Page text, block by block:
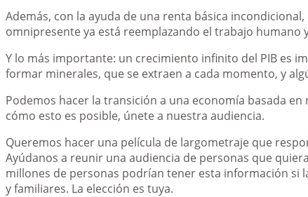
Además, con la ayuda de una renta básica
omnipresente ya está reemplazando el trabajo
Y lo más importante: un crecimiento infinito del PIB es
formar minerales, que se extraen a cada momento, y
Podemos hacer la transición a una economía basada
cómo esto es posible, únete a nuestra audiencia.
Queremos hacer una película de largometraje que
Ayúdanos a reunir una audiencia de personas que
millones de personas podrían tener esta información si
y familiares. La elección es tuya.